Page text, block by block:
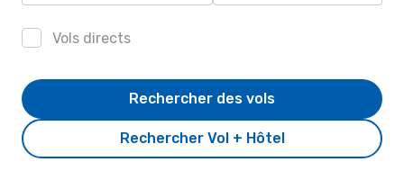
Vols directs
Rechercher Vol + Hôtel
Rechercher des vols